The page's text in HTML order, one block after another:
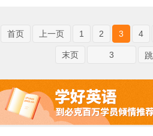
首页 上一页 1 2 3 4
末页